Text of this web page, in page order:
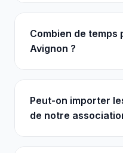
Combien de temps
Avignon ?
Peut-on importer
de notre